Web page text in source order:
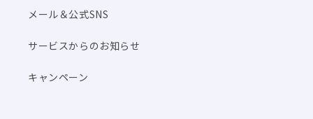
メール＆公式SNS
サービスからのお知らせ
キャンペーン